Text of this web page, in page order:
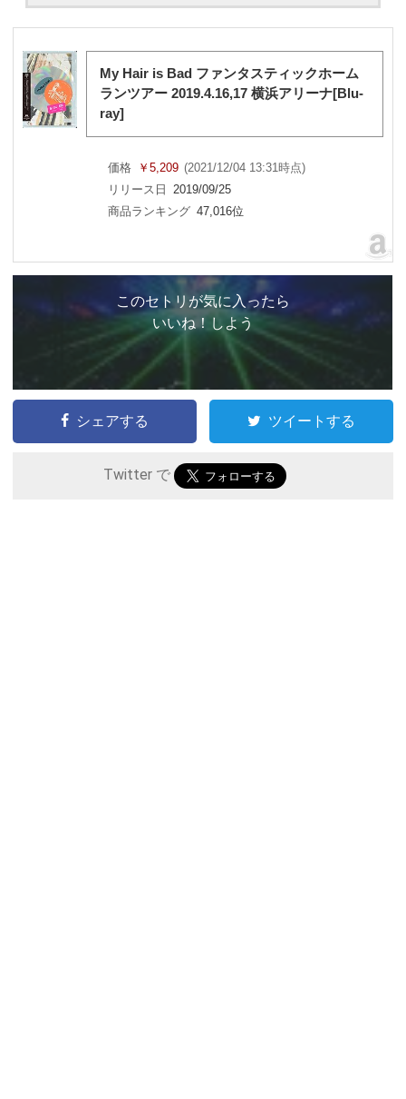
My Hair is Bad ファンタスティックホーム
ランツアー 2019.4.16,17 横浜アリーナ[Blu-
ray]
価格 ￥5,209 (2021/12/04 13:31時点)
リリース日
2019/09/25
商品ランキング 47,016位
このセトリが気に入ったら
いいね！しよう
シェアする ツイートする
Twitter で